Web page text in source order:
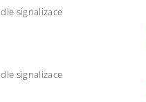
dle signalizace
dle signalizace